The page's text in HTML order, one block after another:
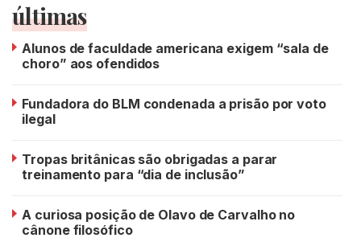
últimas
Alunos de faculdade americana exigem “sala de
choro” aos ofendidos
Fundadora do BLM condenada a prisão por voto
ilegal
Tropas britânicas são obrigadas a parar
treinamento para “dia de inclusão”
A curiosa posição de Olavo de Carvalho no
cânone filosófico